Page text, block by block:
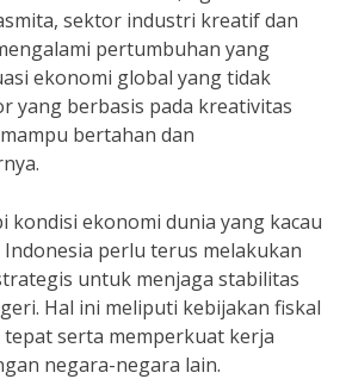
sektor industri kreatif dan
pertumbuhan yang
ekonomi global yang tidak
yang berbasis pada kreativitas
bertahan dan
kondisi ekonomi dunia yang kacau
perlu terus melakukan
untuk menjaga stabilitas
Hal ini meliputi kebijakan fiskal
serta memperkuat kerja
negara-negara lain.